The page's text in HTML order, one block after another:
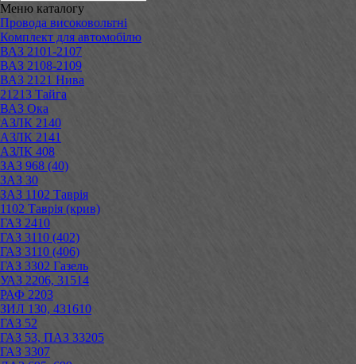
Меню каталогу
Провода високовольтні
Комплект для автомобілю
ВАЗ 2101-2107
ВАЗ 2108-2109
ВАЗ 2121 Нива
21213 Тайга
ВАЗ Ока
АЗЛК 2140
АЗЛК 2141
АЗЛК 408
ЗАЗ 968 (40)
ЗАЗ 30
ЗАЗ 1102 Таврія
1102 Таврія (крив)
ГАЗ 2410
ГАЗ 3110 (402)
ГАЗ 3110 (406)
ГАЗ 3302 Газель
УАЗ 2206, 31514
РАФ 2203
ЗИЛ 130, 431610
ГАЗ 52
ГАЗ 53, ПАЗ 33205
ГАЗ 3307